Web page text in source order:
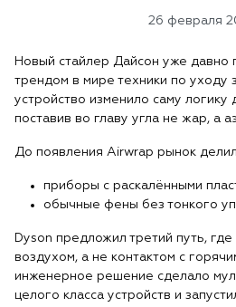
26 февраля
Новый стайлер Дайсон уже давно
трендом в мире техники по уходу
устройство изменило саму логику
поставив во главу угла не жар, а
До появления Airwrap рынок
приборы с раскалёнными
обычные фены без тонкого
Dyson предложил третий путь,
воздухом, а не контактом с
инженерное решение сделало
целого класса устройств и